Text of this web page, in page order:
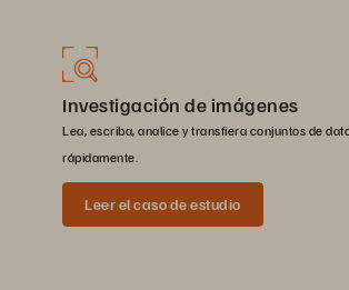
Investigación de imágenes
Lea, escriba, analice y transfiera conjuntos de
rápidamente.
Leer el caso de estudio